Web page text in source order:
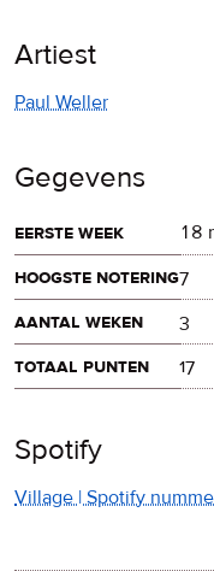
Artiest
Paul Weller
Gegevens
eerste week
18
hoogste notering7
aantal weken
3
totaal punten
17
Spotify
Village | Spotify